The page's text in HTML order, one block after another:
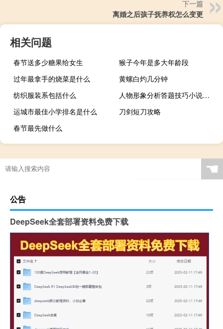
下一篇
离婚之后孩子抚养权怎么变更
相关问题
春节送多少糖果给女生
猴子今年是多大年龄段
过年最拿手的烧菜是什么
黄螺白灼几分钟
纺织服装系包括什么
人物形象分析答题技巧小说（人物形象分析答题技巧）
运城市最佳小学排名是什么
刀剑短刀攻略
春节最先做什么
☚
公告
DeepSeek全套部署资料免费下载